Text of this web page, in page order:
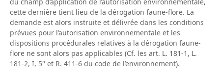
cette dernière tient lieu de la dérogation faune-flore. La
demande est alors instruite et délivrée dans les conditions
prévues pour l’autorisation environnementale et les
dispositions procédurales relatives à la dérogation faune-
flore ne sont alors pas applicables (Cf. les art. L. 181-1, L.
181-2, I, 5° et R. 411-6 du code de l’environnement).